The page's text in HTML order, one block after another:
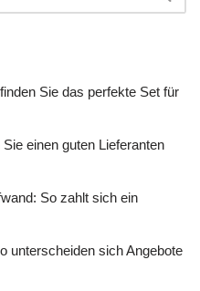
Sie das perfekte Set für
einen guten Lieferanten
So zahlt sich ein
unterscheiden sich Angebote